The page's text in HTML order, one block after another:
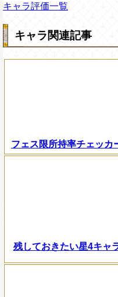
キャラ評価一覧
キャラ関連記事
フェス限所持率チェッカ
残しておきたい星4キャ